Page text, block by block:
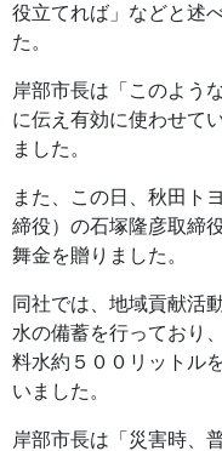
役立てれば」などと述
た。
岸部市長は「このよう
に伝え有効に使わせて
ました。
また、この日、秋田ト
締役）の石塚隆彦取締
舞金を贈りました。
同社では、地域貢献活
水の備蓄を行っており
料水約５００リットル
いました。
岸部市長は「災害時、